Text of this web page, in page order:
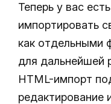
Теперь у вас
импортировать
как отдельными
для дальнейшей
HTML-импорт
редактирование